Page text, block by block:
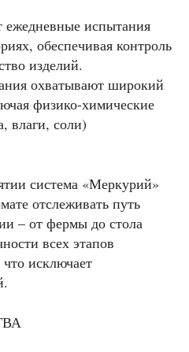
ежедневные испытания
обеспечивая контроль
изделий.
охватывают широкий
физико-химические
влаги, соли)
система «Меркурий»
отслеживать путь
– от фермы до стола
всех этапов
исключает